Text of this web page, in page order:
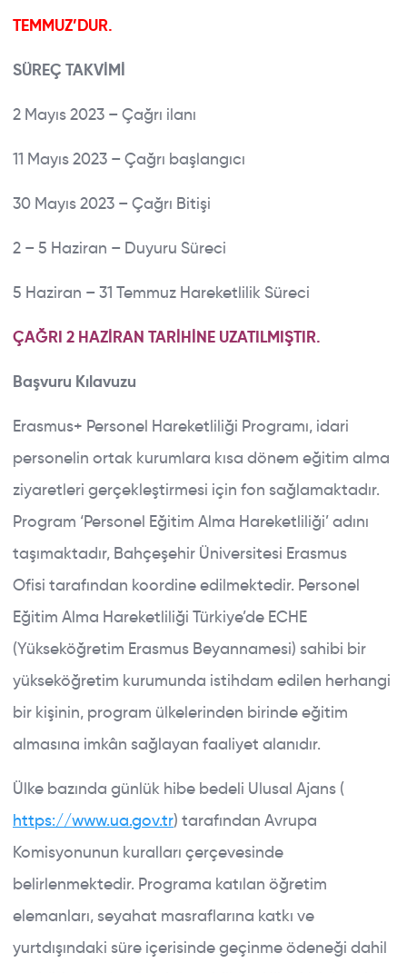
FAQ
TEMMUZ’DUR.
SÜREÇ TAKVİMİ
2 Mayıs 2023 – Çağrı ilanı
11 Mayıs 2023 – Çağrı başlangıcı
30 Mayıs 2023 – Çağrı Bitişi
2 – 5 Haziran – Duyuru Süreci
5 Haziran – 31 Temmuz Hareketlilik Süreci
ÇAĞRI 2 HAZİRAN TARİHİNE UZATILMIŞTIR.
Başvuru Kılavuzu
Erasmus+ Personel Hareketliliği Programı, idari
personelin ortak kurumlara kısa dönem eğitim alma
ziyaretleri gerçekleştirmesi için fon sağlamaktadır.
Program ‘Personel Eğitim Alma Hareketliliği’ adını
taşımaktadır, Bahçeşehir Üniversitesi Erasmus
Ofisi tarafından koordine edilmektedir. Personel
Eğitim Alma Hareketliliği Türkiye’de ECHE
(Yükseköğretim Erasmus Beyannamesi) sahibi bir
yükseköğretim kurumunda istihdam edilen herhangi
bir kişinin, program ülkelerinden birinde eğitim
almasına imkân sağlayan faaliyet alanıdır.
Ülke bazında günlük hibe bedeli Ulusal Ajans (
https://www.ua.gov.tr) tarafından Avrupa
Komisyonunun kuralları çerçevesinde
belirlenmektedir. Programa katılan öğretim
elemanları, seyahat masraflarına katkı ve
yurtdışındaki süre içerisinde geçinme ödeneği dahil